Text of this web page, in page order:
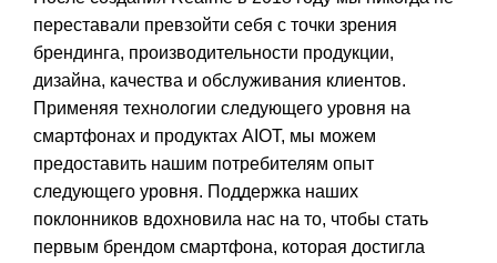
переставали превзойти себя с точки зрения
брендинга, производительности продукции,
дизайна, качества и обслуживания клиентов.
Применяя технологии следующего уровня на
смартфонах и продуктах AIOT, мы можем
предоставить нашим потребителям опыт
следующего уровня. Поддержка наших
поклонников вдохновила нас на то, чтобы стать
первым брендом смартфона, которая достигла